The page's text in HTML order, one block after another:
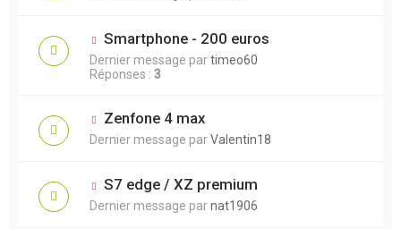
Smartphone - 200 euros
Dernier message partimeo60
Réponses : 3
Zenfone 4 max
Dernier message parValentin18
S7 edge / XZ premium
Dernier message parnat1906